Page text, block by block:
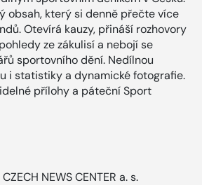
obsah, který si denně přečte více
Otevírá kauzy, přináší rozhovory
ze zákulisí a nebojí se
sportovního dění. Nedílnou
i statistiky a dynamické fotografie.
přílohy a páteční Sport
CZECH NEWS CENTER a. s.